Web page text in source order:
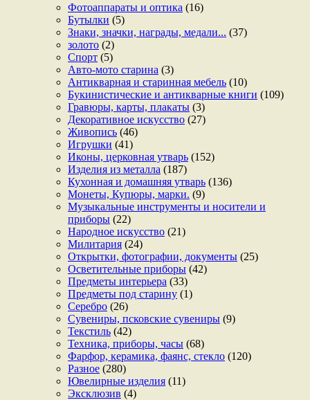
Фотоаппараты и оптика (16)
Бутылки (5)
Знаки, значки, награды, медали... (37)
золото (2)
Спорт (5)
Авто-мото старина (3)
Антикварная и старинная мебель (10)
Букинистические и антикварные книги (109)
Гравюры, карты, плакаты (3)
Декоративное искусство (27)
Живопись (46)
Игрушки (41)
Иконы, церковная утварь (152)
Изделия из металла (187)
Кухонная и домашняя утварь (136)
Монеты, Купюры, марки. (9)
Музыкальные инструменты и носители и
приборы (22)
Народное искусство (21)
Милитария (24)
Открытки, фотографии, документы (25)
Осветительные приборы (42)
Предметы интерьера (33)
Предметы под старину (1)
Серебро (26)
Сувениры, псковские сувениры (9)
Текстиль (42)
Техника, приборы, часы (68)
Фарфор, керамика, фаянс, стекло (120)
Разное (280)
Ювелирные изделия (11)
Эксклюзив (4)